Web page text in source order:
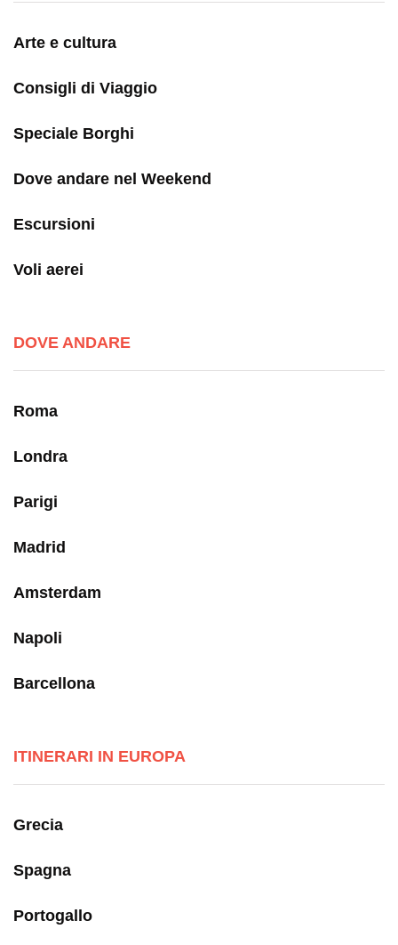
Arte e cultura
Consigli di Viaggio
Speciale Borghi
Dove andare nel Weekend
Escursioni
Voli aerei
DOVE ANDARE
Roma
Londra
Parigi
Madrid
Amsterdam
Napoli
Barcellona
ITINERARI IN EUROPA
Grecia
Spagna
Portogallo